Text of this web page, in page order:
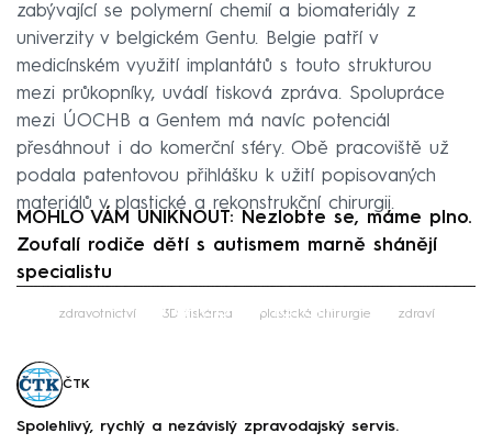
zabývající se polymerní chemií a biomateriály z
univerzity v belgickém Gentu. Belgie patří v
medicínském využití implantátů s touto strukturou
mezi průkopníky, uvádí tisková zpráva. Spolupráce
mezi ÚOCHB a Gentem má navíc potenciál
přesáhnout i do komerční sféry. Obě pracoviště už
podala patentovou přihlášku k užití popisovaných
materiálů v plastické a rekonstrukční chirurgii.
MOHLO VÁM UNIKNOUT: Nezlobte se, máme plno.
Zoufalí rodiče dětí s autismem marně shánějí
specialistu
Failed to fetch
zdravotnictví 3D tiskárna plastická chirurgie zdraví
ČTK
Spolehlivý, rychlý a nezávislý zpravodajský servis.